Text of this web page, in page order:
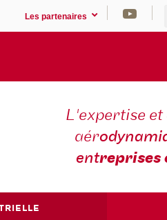
Les partenaires
L'expertise et
aér
entreprises